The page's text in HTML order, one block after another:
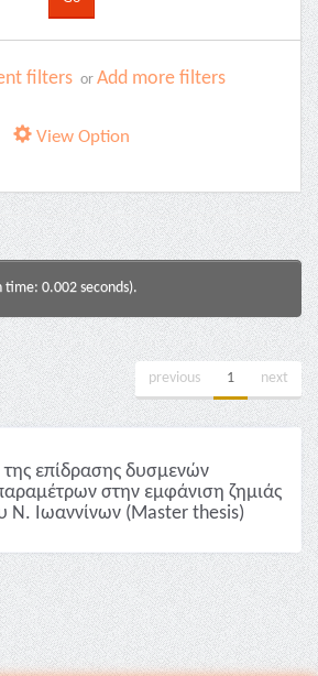
filters or Add more filters
View Option
time: 0.002 seconds).
previous 1 next
επίδρασης δυσμενών
στην εμφάνιση ζημιάς
Ν. Ιωαννίνων (Master thesis)